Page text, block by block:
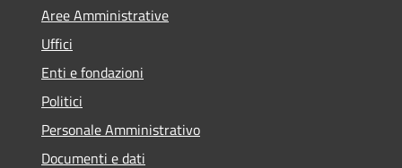
Aree Amministrative
Uffici
Enti e fondazioni
Politici
Personale Amministrativo
Documenti e dati